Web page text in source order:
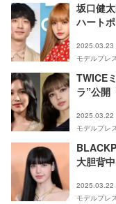
坂口健
ハート
2025.03.23
モデルプレ
TWICE
ラ”公開
2025.03.22
モデルプレ
大胆背
2025.03.22
モデルプレ